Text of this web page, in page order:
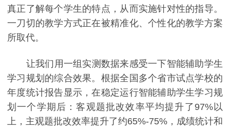
真正了解每个学生的特点，从而实施针对性的指导。
一刀切的教学方式正在被精准化、个性化的教学方案
所取代。
让我们用一组实测数据来感受一下智能辅助学生
学习规划的综合效果。根据全国多个省市试点学校的
年度统计报告显示，在稳定运行智能辅助学生学习规
划一个学期后：客观题批改效率平均提升了97%以
上，主观题批改效率提升了约65%-75%，成绩统计和